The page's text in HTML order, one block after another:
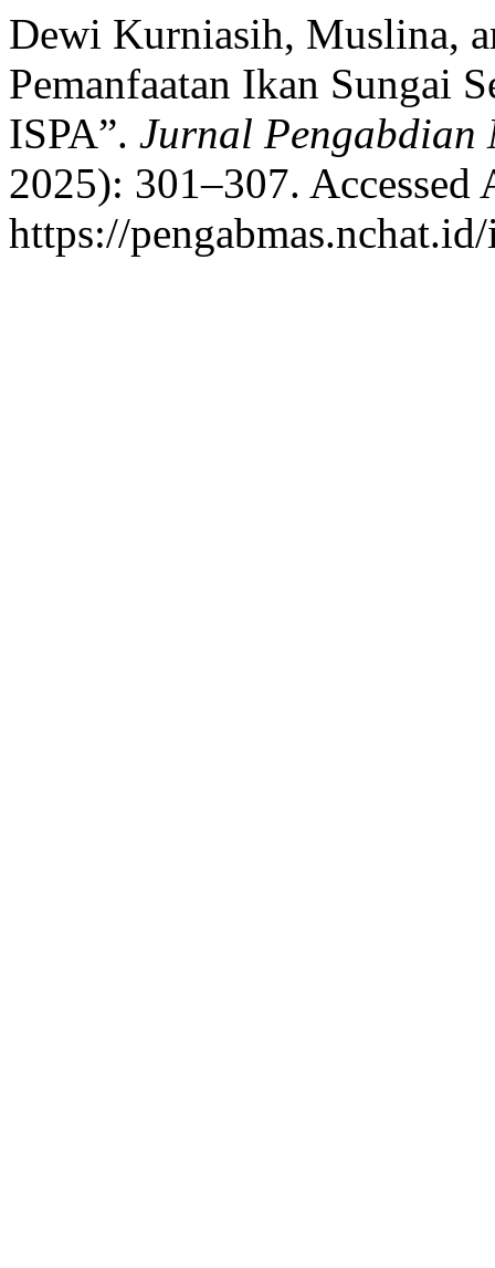
Dewi Kurniasih, Muslina,
Pemanfaatan Ikan Sungai
ISPA”. Jurnal Pengabdian
2025): 301–307. Accessed
https://